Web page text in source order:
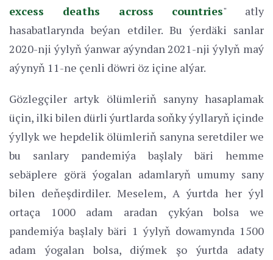
excess deaths across countries" atly
hasabatlarynda beýan etdiler. Bu ýerdäki sanlar
2020-nji ýylyň ýanwar aýyndan 2021-nji ýylyň maý
aýynyň 11-ne çenli döwri öz içine alýar.
Gözlegçiler artyk ölümleriň sanyny hasaplamak
üçin, ilki bilen dürli ýurtlarda soňky ýyllaryň içinde
ýyllyk we hepdelik ölümleriň sanyna seretdiler we
bu sanlary pandemiýa başlaly bäri hemme
sebäplere görä ýogalan adamlaryň umumy sany
bilen deňeşdirdiler. Meselem, A ýurtda her ýyl
ortaça 1000 adam aradan çykýan bolsa we
pandemiýa başlaly bäri 1 ýylyň dowamynda 1500
adam ýogalan bolsa, diýmek şo ýurtda adaty